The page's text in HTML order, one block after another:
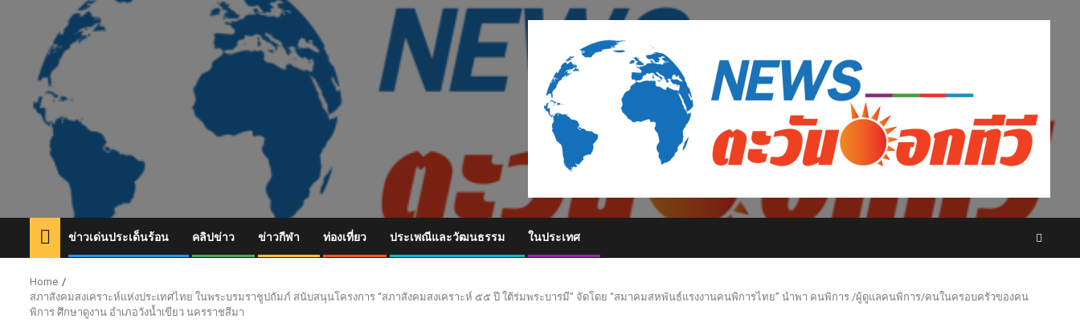
ข่าวเด่นประเด็นร้อน คลิปข่าว ข่าวกีฬา ท่องเที่ยว ประเพณีและวัฒนธรรม ในประเทศ
Home
สภาสังคมสงเคราะห์แห่งประเทศไทย ในพระบรมราชูปถัมภ์ สนับสนุนโครงการ “สภาสังคมสงเคราะห์ ๕๕ ปี ใต้ร่มพระบารมี” จัดโดย “สมาคมสหพันธ์แรงงานคนพิการไทย” นำพา คนพิการ /ผู้ดูแลคนพิการ/คนในครอบครัวของคน
พิการ ศึกษาดูงาน อำเภอวังน้ำเขียว นครราชสีมา